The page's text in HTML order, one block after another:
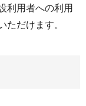
利用者への利用
ただけます。